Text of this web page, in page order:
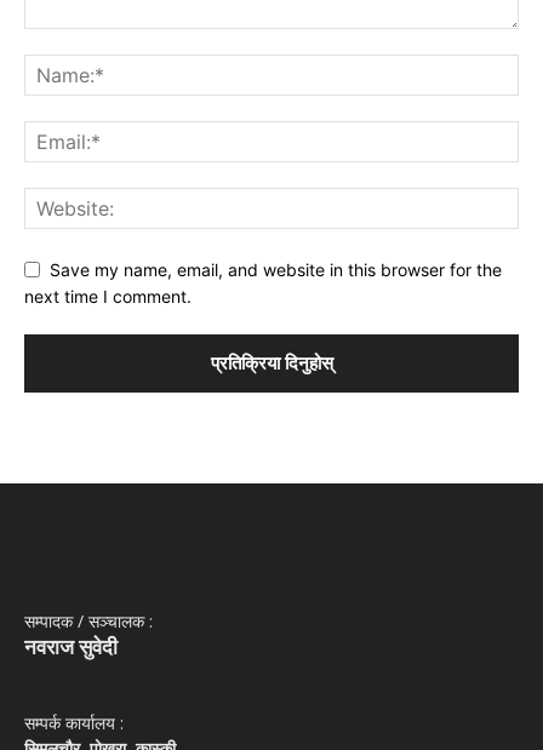
Save my name, email, and website in this browser for the
next time I comment.
सम्पादक / सञ्‍चालक :
नवराज सुवेदी
सम्पर्क कार्यालय :